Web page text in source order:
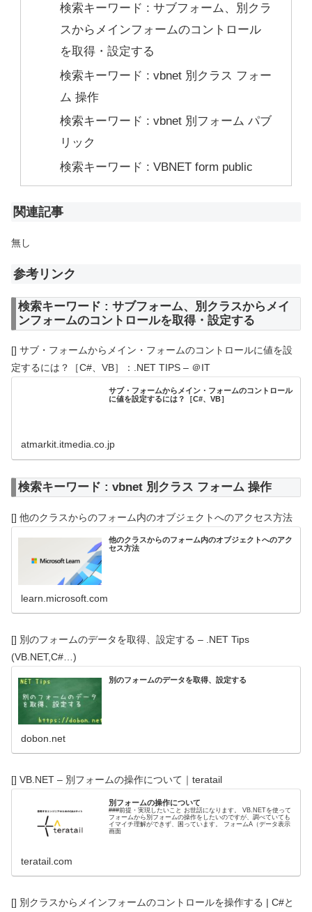
検索キーワード : サブフォーム、別クラ
スからメインフォームのコントロール
を取得・設定する
検索キーワード : vbnet 別クラス フォー
ム 操作
検索キーワード : vbnet 別フォーム パブ
リック
検索キーワード : VBNET form public
関連記事
無し
参考リンク
検索キーワード : サブフォーム、別クラスからメイ
ンフォームのコントロールを取得・設定する
[] サブ・フォームからメイン・フォームのコントロールに値を設
定するには？［C#、VB］：.NET TIPS – ＠IT
サブ・フォームからメイン・フォームのコントロール
に値を設定するには？［C#、VB］
atmarkit.itmedia.co.jp
検索キーワード : vbnet 別クラス フォーム 操作
[] 他のクラスからのフォーム内のオブジェクトへのアクセス方法
他のクラスからのフォーム内のオブジェクトへのアク
セス方法
learn.microsoft.com
[] 別のフォームのデータを取得、設定する – .NET Tips
(VB.NET,C#…)
別のフォームのデータを取得、設定する
dobon.net
[] VB.NET – 別フォームの操作について｜teratail
別フォームの操作について
###前提・実現したいこと お世話になります。 VB.NETを使って
フォームから別フォームの操作をしたいのですが、調べていても
イマイチ理解ができず、困っています。 フォームA（データ表示
画面
teratail.com
[] 別クラスからメインフォームのコントロールを操作する | C#と